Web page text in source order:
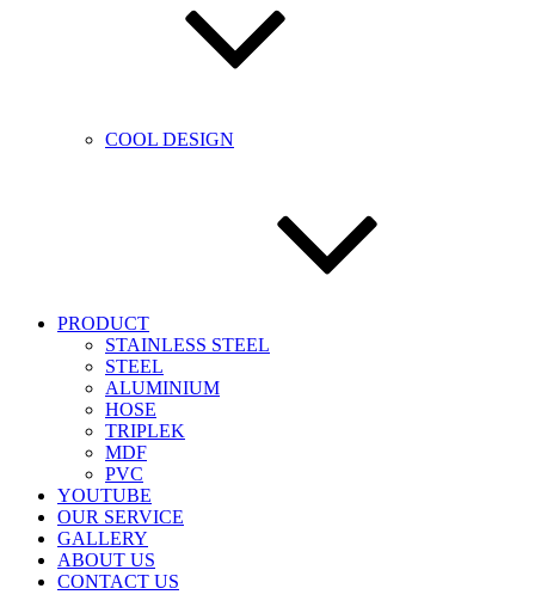
COOL DESIGN
PRODUCT
STAINLESS STEEL
STEEL
ALUMINIUM
HOSE
TRIPLEK
MDF
PVC
YOUTUBE
OUR SERVICE
GALLERY
ABOUT US
CONTACT US